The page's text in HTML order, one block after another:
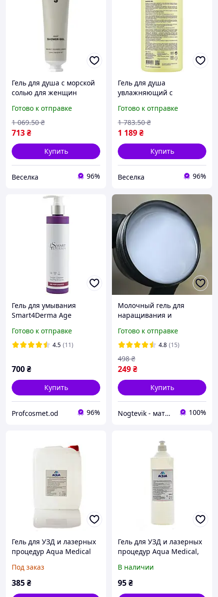
Гель для душа с морской
солью для женщин
очищающий с маслами
авокадо и макадамии
SPICY
Готово к отправке
713₴
1 069.50 ₴
Купить
Веселка 96%
Гель для душа
увлажняющий с
женщин для очищения и
ухода за кожей 250 мл
FLAME
Готово к отправке
1 189₴
1 783.50 ₴
Купить
Веселка 96%
Гель для умывания
Smart4Derma Age
Энергии» Oxygen
Cleanser AHA-PHA-
Готово к отправке
4.5 (11)
700₴
Купить
Profcosmet.od 96%
Молочный гель для
наращивания и
Sweet Nails Classic Gel
№07 30г
Готово к отправке
4.8 (15)
249₴
498 ₴
Купить
Nogtevik - материалы для наращивания ногтей 100%
Гель для УЗД и лазерных
процедур Aqua Medical
Под заказ
385₴
Гель для УЗД и лазерных
процедур Aqua Medical,
В наличии
95₴